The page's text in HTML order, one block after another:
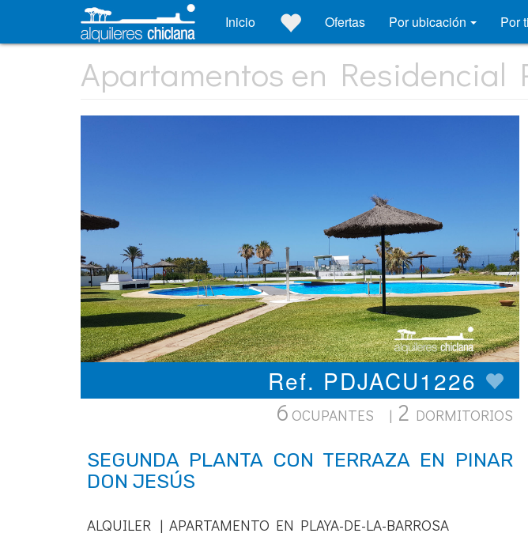
Inicio Ofertas Por ubicación Por
Apartamentos en Residencial
Ref. PDJACU1226
6 OCUPANTES | 2 DORMITORIOS
SEGUNDA PLANTA CON TERRAZA EN PINAR
DON JESÚS
ALQUILER | APARTAMENTO EN PLAYA-DE-LA-BARROSA